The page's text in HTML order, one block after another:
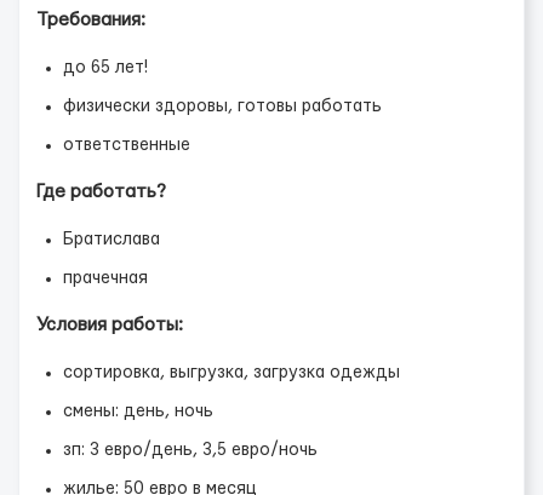
Требования:
до 65 лет!
физически здоровы, готовы работать
ответственные
Где работать?
Братислава
прачечная
Условия работы:
сортировка, выгрузка, загрузка одежды
смены: день, ночь
зп: 3 евро/день, 3,5 евро/ночь
жилье: 50 евро в месяц